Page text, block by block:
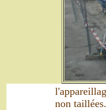
non taillées.